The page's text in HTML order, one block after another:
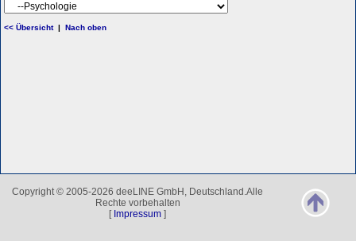
<< Übersicht| Nach oben
Copyright © 2005-2026 deeLINE GmbH, Deutschland.Alle
Rechte vorbehalten
[ Impressum ]